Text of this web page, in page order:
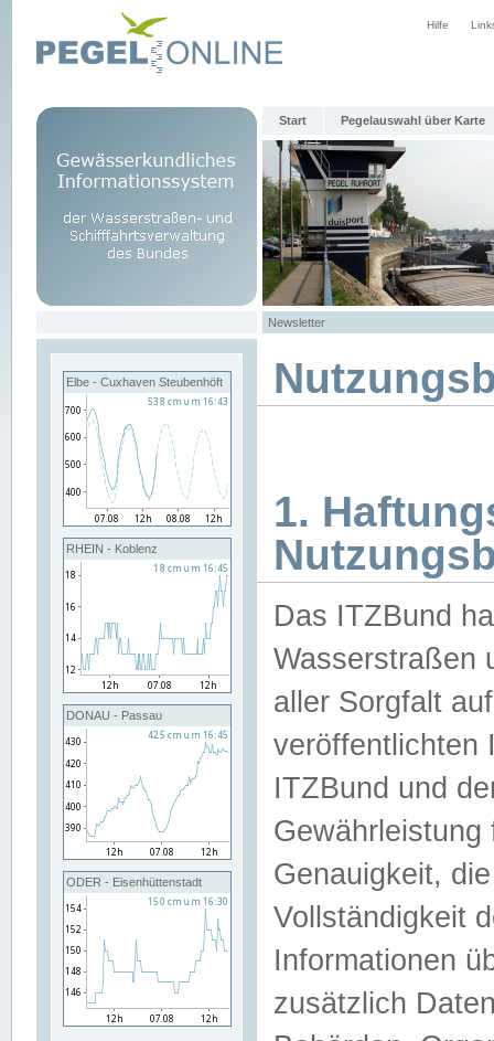
Hilfe
Start Pegelauswahl über Karte
Newsletter
Elbe - Cuxhaven Steubenhöft
RHEIN - Koblenz
DONAU - Passau
ODER - Eisenhüttenstadt
1.
Das ITZBund
Wasserstraßen
aller Sorgfalt
veröffentlichten
ITZBund und
Genauigkeit,
Vollständigkeit
Informationen
zusätzlich